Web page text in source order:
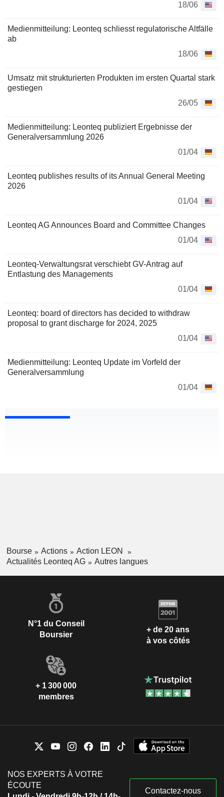
18/06
Medienmitteilung: Leonteq schliesst regulatorische Altfälle
ab
18/06
Umsatz mit strukturierten Produkten im ersten Quartal stark
gestiegen
26/05
Medienmitteilung: Leonteq publiziert Ergebnisse der
Generalversammlung 2026
01/04
Leonteq publishes results of its Annual General Meeting
2026
01/04
Leonteq AG Announces Board and Committee Changes
01/04
Leonteq-Verwaltungsrat verschiebt GV-Antrag auf
Entlastung des Managements
01/04
Leonteq: board of directors has decided to withdraw
proposal to grant discharge for 2024, 2025
01/04
Medienmitteilung: Leonteq Update im Vorfeld der
Generalversammlung
01/04
Bourse Actions
Action LEON
Actualités Leonteq AG
Autres langues
N°1 du Conseil
Boursier
+ de 20 ans
à vos côtés
+ 1 300 000
membres
NOS EXPERTS À VOTRE
ÉCOUTE
Contactez-nous